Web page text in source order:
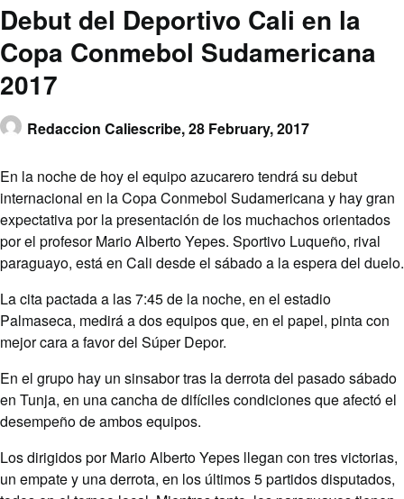
Debut del Deportivo Cali en la
Copa Conmebol Sudamericana
2017
Redaccion Caliescribe,28 February, 2017
En la noche de hoy el equipo azucarero tendrá su debut
internacional en la Copa Conmebol Sudamericana y hay gran
expectativa por la presentación de los muchachos orientados
por el profesor Mario Alberto Yepes. Sportivo Luqueño, rival
paraguayo, está en Cali desde el sábado a la espera del duelo.
La cita pactada a las 7:45 de la noche, en el estadio
Palmaseca, medirá a dos equipos que, en el papel, pinta con
mejor cara a favor del Súper Depor.
En el grupo hay un sinsabor tras la derrota del pasado sábado
en Tunja, en una cancha de difíciles condiciones que afectó el
desempeño de ambos equipos.
Los dirigidos por Mario Alberto Yepes llegan con tres victorias,
un empate y una derrota, en los últimos 5 partidos disputados,